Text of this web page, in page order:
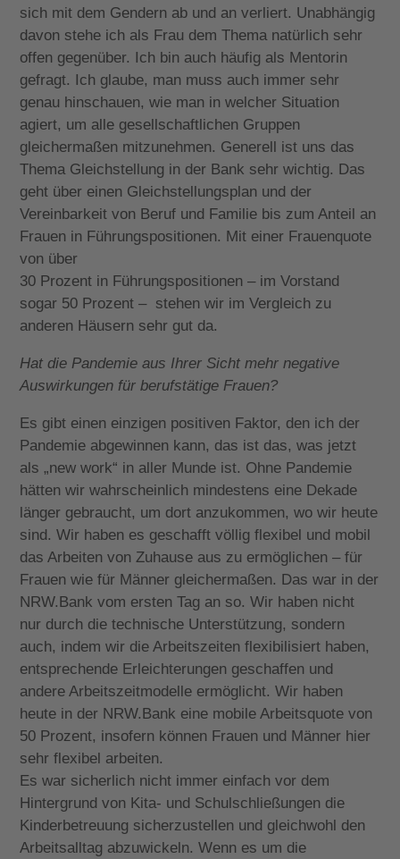
sich mit dem Gendern ab und an verliert. Unabhängig
davon stehe ich als Frau dem Thema natürlich sehr
offen gegenüber. Ich bin auch häufig als Mentorin
gefragt. Ich glaube, man muss auch immer sehr
genau hinschauen, wie man in welcher Situation
agiert, um alle gesellschaftlichen Gruppen
gleichermaßen mitzunehmen. Generell ist uns das
Thema Gleichstellung in der Bank sehr wichtig. Das
geht über einen Gleichstellungsplan und der
Vereinbarkeit von Beruf und Familie bis zum Anteil an
Frauen in Führungspositionen. Mit einer Frauenquote
von über
30 Prozent in Führungspositionen – im Vorstand
sogar 50 Prozent – stehen wir im Vergleich zu
anderen Häusern sehr gut da.
Hat die Pandemie aus Ihrer Sicht mehr negative
Auswirkungen für berufstätige Frauen?
Es gibt einen einzigen positiven Faktor, den ich der
Pandemie abgewinnen kann, das ist das, was jetzt
als „new work“ in aller Munde ist. Ohne Pandemie
hätten wir wahrscheinlich mindestens eine Dekade
länger gebraucht, um dort anzukommen, wo wir heute
sind. Wir haben es geschafft völlig flexibel und mobil
das Arbeiten von Zuhause aus zu ermöglichen – für
Frauen wie für Männer gleichermaßen. Das war in der
NRW.Bank vom ersten Tag an so. Wir haben nicht
nur durch die technische Unterstützung, sondern
auch, indem wir die Arbeitszeiten flexibilisiert haben,
entsprechende Erleichterungen geschaffen und
andere Arbeitszeitmodelle ermöglicht. Wir haben
heute in der NRW.Bank eine mobile Arbeitsquote von
50 Prozent, insofern können Frauen und Männer hier
sehr flexibel arbeiten.
Es war sicherlich nicht immer einfach vor dem
Hintergrund von Kita- und Schulschließungen die
Kinderbetreuung sicherzustellen und gleichwohl den
Arbeitsalltag abzuwickeln. Wenn es um die